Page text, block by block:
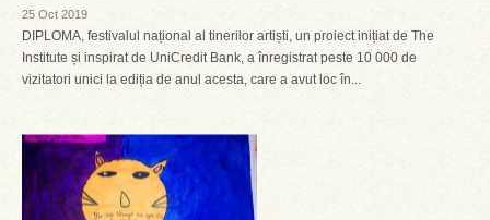
25 Oct 2019
DIPLOMA, festivalul național al tinerilor artiști, un proiect inițiat de The
Institute și inspirat de UniCredit Bank, a înregistrat peste 10 000 de
vizitatori unici la ediția de anul acesta, care a avut loc în...